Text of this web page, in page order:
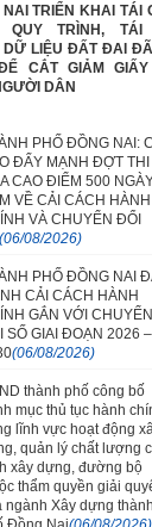
TRIỂN KHAI TÁI
QUY TRÌNH, TÁI
DỮ LIỆU ĐẤT ĐAI
CẮT GIẢM
DÂN
PHỐ ĐỒNG NAI:
ĐẨY MẠNH ĐỢT THI
CAO ĐIỂM 500
VỀ CẢI CÁCH HÀNH
VÀ CHUYỂN ĐỔI
(06/08/2026)
PHỐ ĐỒNG NAI
CẢI CÁCH HÀNH
GẮN VỚI CHUYỂN
SỐ GIAI ĐOẠN 2026 –
(06/08/2026)
thành phố công bố
mục thủ tục hành
lĩnh vực hoạt động
quản lý chất lượng
xây dựng, đường bộ
thẩm quyền giải
ngành Xây dựng thành